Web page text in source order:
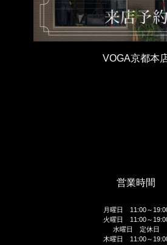
VOGA京都本
営業時間
月曜日 11:00～
火曜日 11:00～
水曜日 定休日
木曜日 11:00～